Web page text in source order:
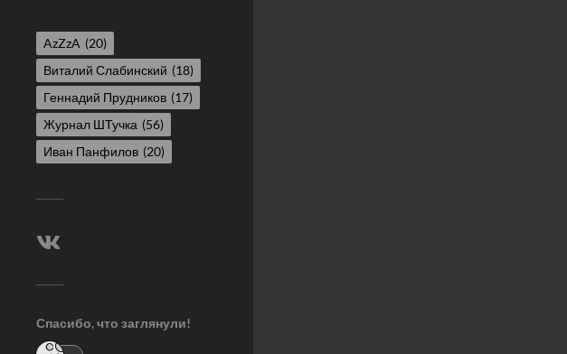
AzZzA (20)
Виталий Слабинский (18)
Геннадий Прудников (17)
Журнал ШТучка (56)
Иван Панфилов (20)
Спасибо, что заглянули!